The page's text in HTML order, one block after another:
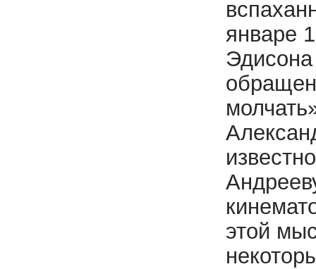
январе
этой